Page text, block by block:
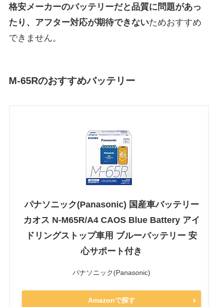
格安メーカーのバッテリーだと 品質に問題があっ
たり、アフター対応が期待できないためおすすめ
できません。
M-65Rのおすすめバッテリー
パナソニック(Panasonic) 国産車バッテリー
カオス N-M65R/A4 CAOS Blue Battery アイ
ドリングストップ車用 ブルーバッテリー 安
心サポート付き
パナソニック(Panasonic)
Amazonで探す